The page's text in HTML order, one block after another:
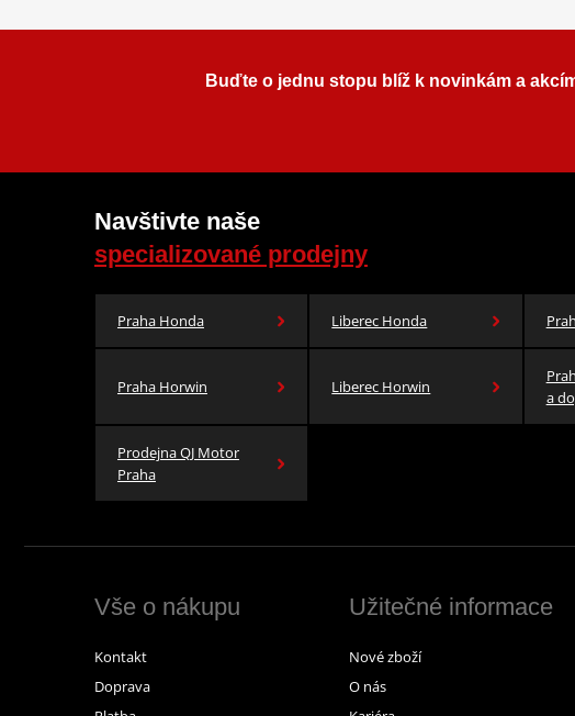
Buďte o jednu stopu blíž k novinkám a
Navštivte naše
specializované prodejny
Praha Honda Liberec Honda
Praha Horwin Liberec Horwin
a
Prodejna QJ Motor
Praha
Vše o nákupu
Kontakt
Doprava
Užitečné informace
Nové zboží
O nás